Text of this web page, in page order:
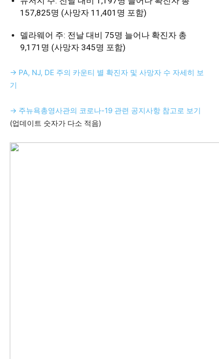
(PA/NJ/DE)
157,825명 (사망자 11,401명 포함)
델라웨어 주: 전날 대비 75명 늘어나 확진자 총
9,171명 (사망자 345명 포함)
→ PA, NJ, DE 주의 카운티 별 확진자 및 사망자 수 자세히 보
기
→ 주뉴욕총영사관의 코로나-19 관련 공지사항 참고로 보기
(업데이트 숫자가 다소 적음)